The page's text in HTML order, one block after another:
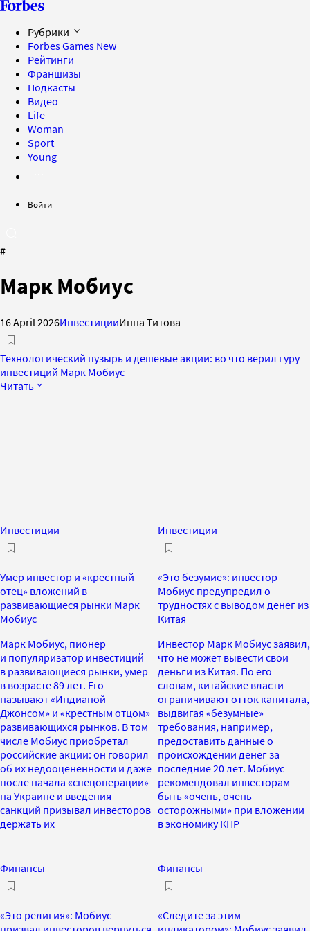
Рубрики
Forbes Games New
Рейтинги
Франшизы
Подкасты
Видео
Life
Woman
Sport
Young
Войти
#
Марк Мобиус
16 April 2026ИнвестицииИнна Титова
Технологический пузырь и дешевые акции: во что верил гуру
инвестиций Марк Мобиус
Читать
Инвестиции
Умер инвестор и «крестный
отец» вложений в
развивающиеся рынки Марк
Мобиус
Марк Мобиус, пионер
и популяризатор инвестиций
в развивающиеся рынки, умер
в возрасте 89 лет. Его
называют «Индианой
Джонсом» и «крестным отцом»
развивающихся рынков. В том
числе Мобиус приобретал
российские акции: он говорил
об их недооцененности и даже
после начала «спецоперации»
на Украине и введения
санкций призывал инвесторов
держать их
Инвестиции
«Это безумие»: инвестор
Мобиус предупредил о
трудностях с выводом денег из
Китая
Инвестор Марк Мобиус заявил,
что не может вывести свои
деньги из Китая. По его
словам, китайские власти
ограничивают отток капитала,
выдвигая «безумные»
требования, например,
предоставить данные о
происхождении денег за
последние 20 лет. Мобиус
рекомендовал инвесторам
быть «очень, очень
осторожными» при вложении
в экономику КНР
Финансы
«Это религия»: Мобиус
Финансы
«Следите за этим